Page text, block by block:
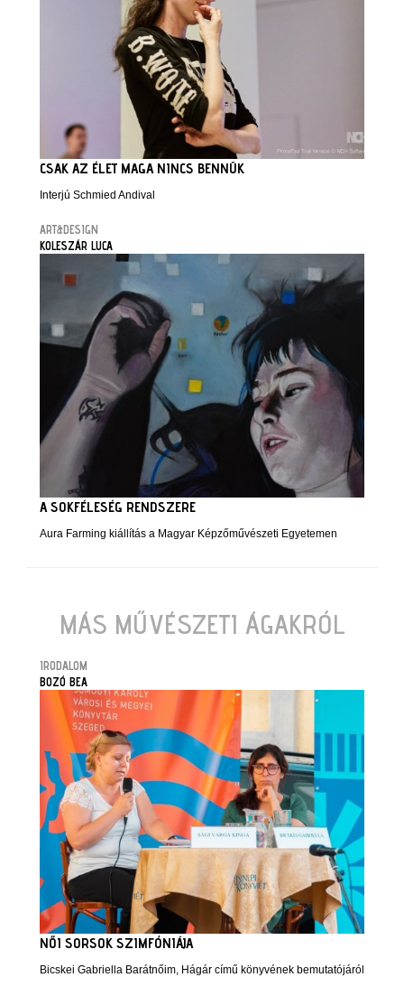
CSAK AZ ÉLET MAGA NINCS BENNÜK
Interjú Schmied Andival
ART&DESIGN
KOLESZÁR LUCA
A SOKFÉLESÉG RENDSZERE
Aura Farming kiállítás a Magyar Képzőművészeti Egyetemen
MÁS MŰVÉSZETI ÁGAKRÓL
IRODALOM
BOZÓ BEA
NŐI SORSOK SZIMFÓNIÁJA
Bicskei Gabriella Barátnőim, Hágár című könyvének bemutatójáról